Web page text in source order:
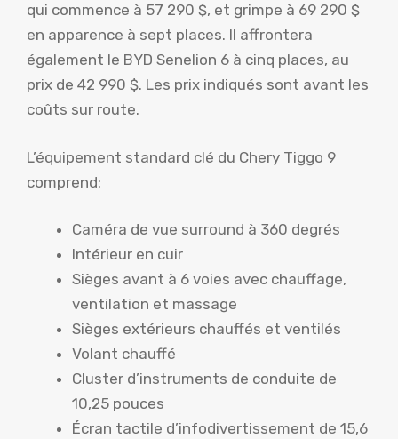
qui commence à 57 290 $, et grimpe à 69 290 $
en apparence à sept places. Il affrontera
également le BYD Senelion 6 à cinq places, au
prix de 42 990 $. Les prix indiqués sont avant les
coûts sur route.
L’équipement standard clé du Chery Tiggo 9
comprend:
Caméra de vue surround à 360 degrés
Intérieur en cuir
Sièges avant à 6 voies avec chauffage,
ventilation et massage
Sièges extérieurs chauffés et ventilés
Volant chauffé
Cluster d’instruments de conduite de
10,25 pouces
Écran tactile d’infodivertissement de 15,6